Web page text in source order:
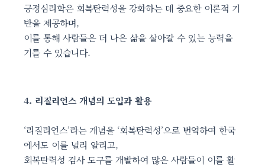
긍정심리학은 회복탄력성을 강화하는 데 중요한 이론적 기
반을 제공하며,
이를 통해 사람들은 더 나은 삶을 살아갈 수 있는 능력을
기를 수 있습니다.
4. 리질리언스 개념의 도입과 활용
‘리질리언스’라는 개념을 ‘회복탄력성’으로 번역하여 한국
에서도 이를 널리 알리고,
회복탄력성 검사 도구를 개발하여 많은 사람들이 이를 활